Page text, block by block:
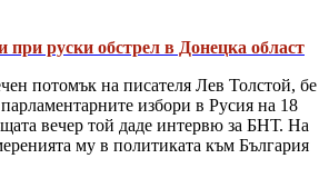
при руски обстрел в Донецка област
потомък на писателя Лев Толстой, бе
избори в Русия на 18
вечер той даде интервю за БНТ. На
му в политиката към България